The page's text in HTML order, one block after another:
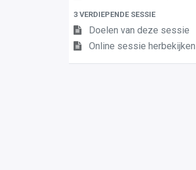
3 VERDIEPENDE SESSIE
Doelen van deze sessie
Online sessie herbekijken